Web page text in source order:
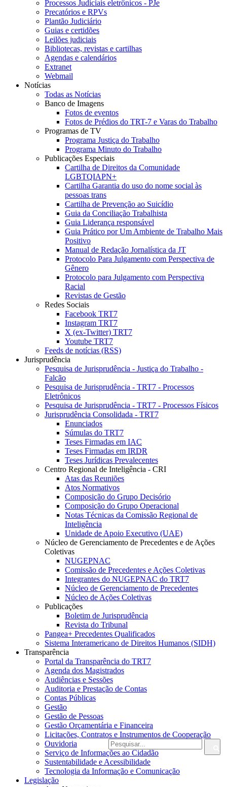
Processos Judiciais eletrônicos - PJe
Precatórios e RPVs
Plantão Judiciário
Guias e certidões
Leilões judiciais
Bibliotecas, revistas e cartilhas
Agendas e calendários
Extranet
Webmail
Notícias
Todas as Notícias
Banco de Imagens
Fotos de eventos
Fotos de Prédios do TRT-7 e Varas do Trabalho
Programas de TV
Programa Justiça do Trabalho
Programa Minuto do Trabalho
Publicações Especiais
Cartilha de Direitos da Comunidade
LGBTQIAPN+
Cartilha Garantia do uso do nome social às
pessoas trans
Cartilha de Prevenção ao Suicídio
Guia da Conciliação Trabalhista
Guia Liderança responsável
Guia Prático por Um Ambiente de Trabalho Mais
Positivo
Manual de Redação Jornalística da JT
Protocolo Para Julgamento com Perspectiva de
Gênero
Protocolo para Julgamento com Perspectiva
Racial
Revistas de Gestão
Redes Sociais
Facebook TRT7
Instagram TRT7
X (ex-Twitter) TRT7
Youtube TRT7
Feeds de notícias (RSS)
Jurisprudência
Pesquisa de Jurisprudência - Justiça do Trabalho -
Falcão
Pesquisa de Jurisprudência - TRT7 - Processos
Eletrônicos
Pesquisa de Jurisprudência - TRT7 - Processos Físicos
Jurisprudência Consolidada - TRT7
Enunciados
Súmulas do TRT7
Teses Firmadas em IAC
Teses Firmadas em IRDR
Teses Jurídicas Prevalecentes
Centro Regional de Inteligência - CRI
Atas das Reuniões
Atos Normativos
Composição do Grupo Decisório
Composição do Grupo Operacional
Notas Técnicas da Comissão Regional de
Inteligência
Unidade de Apoio Executivo (UAE)
Núcleo de Gerenciamento de Precedentes e de Ações
Coletivas
NUGEPNAC
Comissão de Precedentes e Ações Coletivas
Integrantes do NUGEPNAC do TRT7
Núcleo de Gerenciamento de Precedentes
Núcleo de Ações Coletivas
Publicações
Boletim de Jurisprudência
Revista do Tribunal
Pangea+ Precedentes Qualificados
Sistema Interamericano de Direitos Humanos (SIDH)
Transparência
Portal da Transparência do TRT7
Agenda dos Magistrados
Audiências e Sessões
Auditoria e Prestação de Contas
Contas Públicas
Gestão
Gestão de Pessoas
Gestão Orçamentária e Financeira
Licitações, Contratos e Instrumentos de Cooperação
Ouvidoria
Serviço de Informações ao Cidadão
Sustentabilidade e Acessibilidade
Tecnologia da Informação e Comunicação
Legislação